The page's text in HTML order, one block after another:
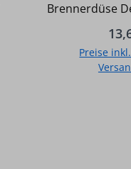
Brennerdüse
Preise